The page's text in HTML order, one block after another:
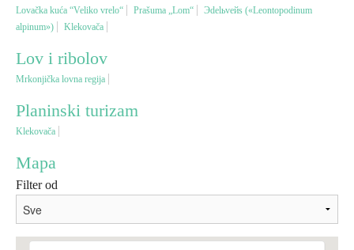
Eko turizam
Kulturni turizam
Gastronomija
Lovačka kuća “Veliko vrelo“ Prašuma „Lom“
Эdelьveйs («Leontopodinum
alpinum»)
Klekovača
Lov i ribolov
Mrkonjička lovna regija
Planinski turizam
Klekovača
Mapa
Filter od